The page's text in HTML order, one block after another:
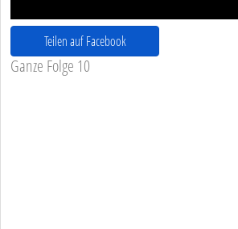
Teilen auf Facebook
Ganze Folge 10